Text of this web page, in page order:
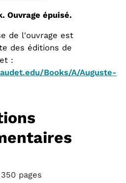
Ouvrage épuisé.
de l'ouvrage est
des éditions de
:
Books/A/Auguste-
350 pages